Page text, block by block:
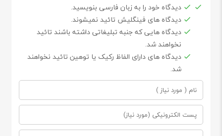
دیدگاه خود را به زبان فارسی بنویسید.
دیدگاه های فینگلیش تائید نمیشوند.
دیدگاه هایی که جنبه تبلیغاتی داشته باشند تائید
نخواهند شد.
دیدگاه های دارای الفاظ رکیک یا توهین تائید نخواهند
شد.